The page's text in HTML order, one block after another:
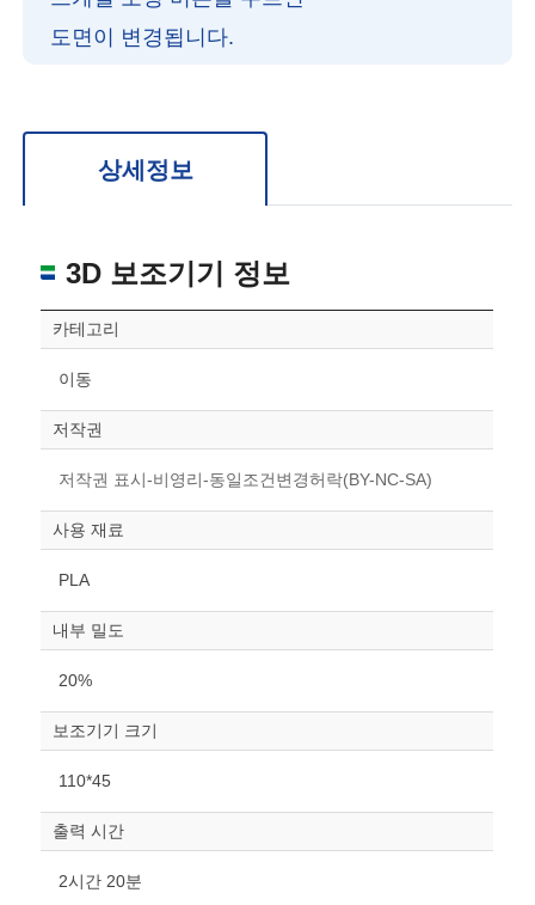
도면이 변경됩니다.
위치 이동: 우측 드래그
조정“ 버튼을 눌러주세요.
너비
상세정보
3D 보조기기 정보
카테고리
이동
저작권
저작권 표시-비영리-동일조건변경허락(BY-NC-SA)
사용 재료
PLA
내부 밀도
20%
보조기기 크기
110*45
출력 시간
2시간 20분